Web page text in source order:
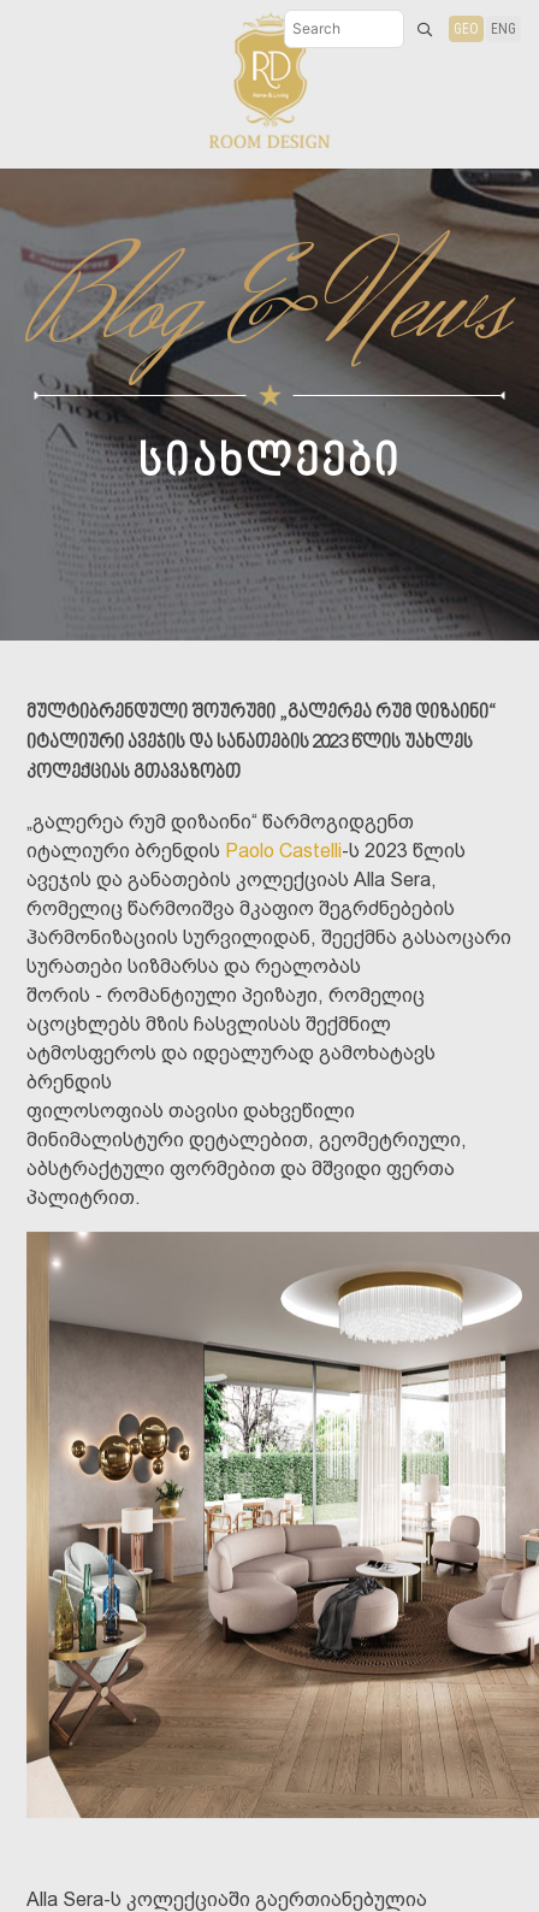
GEO ENG
Blog & News
სიახლეები
მულტიბრენდული შოურუმი „გალერეა რუმ დიზაინი“
იტალიური ავეჯის და სანათების 2023 წლის უახლეს
კოლექციას გთავაზობთ
„გალერეა რუმ დიზაინი“ წარმოგიდგენთ
იტალიური ბრენდის Paolo Castelli-ს 2023 წლის
ავეჯის და განათების კოლექციას Alla Sera,
რომელიც წარმოიშვა მკაფიო შეგრძნებების
ჰარმონიზაციის სურვილიდან, შეექმნა გასაოცარი
სურათები სიზმარსა და რეალობას
შორის - რომანტიული პეიზაჟი, რომელიც
აცოცხლებს მზის ჩასვლისას შექმნილ
ატმოსფეროს და იდეალურად გამოხატავს
ბრენდის
ფილოსოფიას თავისი დახვეწილი
მინიმალისტური დეტალებით, გეომეტრიული,
აბსტრაქტული ფორმებით და მშვიდი ფერთა
პალიტრით.
Alla Sera-ს კოლექციაში გაერთიანებულია